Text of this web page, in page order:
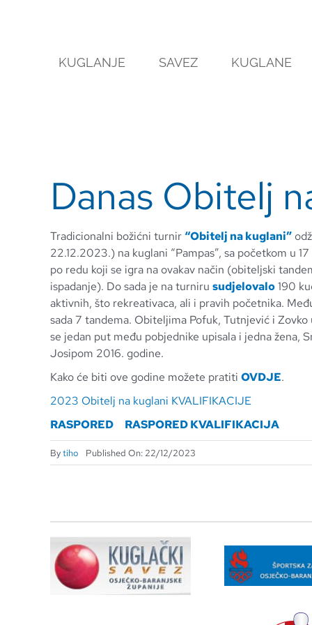
KUGLANJE
SAVEZ KUGLANE
Danas Obitelj
Tradicionalni božićni turnir“Obitelj na kuglani”
22.12.2023.) na kuglani “Pampas”, sa početkom u
po redu koji se igra na ovakav način (obiteljski
ispadanje). Do sada je na turniru sudjelovalo190
aktivnih, što rekreativaca, ali i pravih početnika.
sada 7 tandema. Obiteljima Pofuk, Tutnjević i
se jedan put među pobjednike upisala i jedna žena,
Josipom 2016. godine.
Kako će biti ove godine možete pratiti OVDJE.
2023 Obitelj na kuglani KVALIFIKACIJE
RASPORED
RASPORED KVALIFIKACIJA
Bytiho Published On: 22/12/2023